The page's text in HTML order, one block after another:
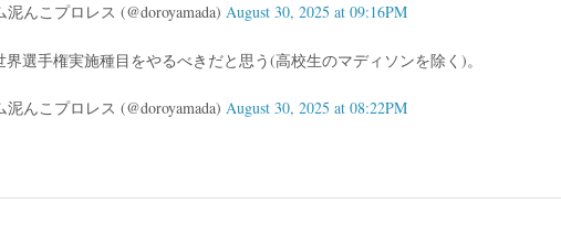
んこプロレス (@doroyamada)August 30, 2025 at 09:16PM
選手権実施種目をやるべきだと思う(高校生のマディソンを除く)。
んこプロレス (@doroyamada)August 30, 2025 at 08:22PM